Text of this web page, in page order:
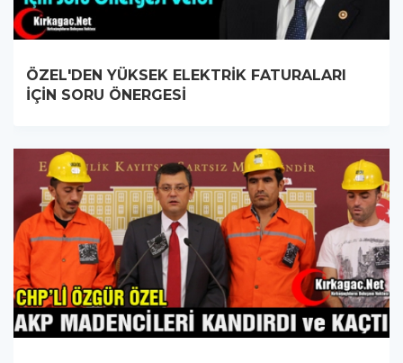
ÖZEL'DEN YÜKSEK ELEKTRİK FATURALARI
İÇİN SORU ÖNERGESİ